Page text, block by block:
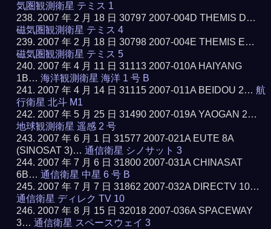
気圏観測衛星 テミス 1
2007 年 2 月 18 日 30797 2007-004D THEMIS D…
磁気圏観測衛星 テミス 4
2007 年 2 月 18 日 30798 2007-004E THEMIS E…
磁気圏観測衛星 テミス 5
2007 年 4 月 11 日 31113 2007-010A HAIYANG
1B…海洋観測衛星 海洋 1 号 B
2007 年 4 月 14 日 31115 2007-011A BEIDOU 2…航
行衛星 北斗 M1
2007 年 5 月 25 日 31490 2007-019A YAOGAN 2…
地球観測衛星 遥感 2 号
2007 年 6 月 1 日 31577 2007-021A EUTE 8A
(SINOSAT 3)…通信衛星 シノサット 3
2007 年 7 月 6 日 31800 2007-031A CHINASAT
6B…通信衛星 中星 6 号 B
2007 年 7 月 7 日 31862 2007-032A DIRECTV 10…
通信衛星 ディレク TV 10
2007 年 8 月 15 日 32018 2007-036A SPACEWAY
3…通信衛星 スペースウェイ 3